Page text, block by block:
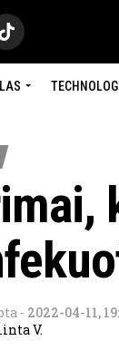
- 2022-04-11,
V.